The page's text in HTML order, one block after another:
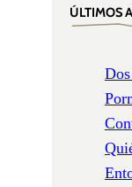
ÚLTIMOS